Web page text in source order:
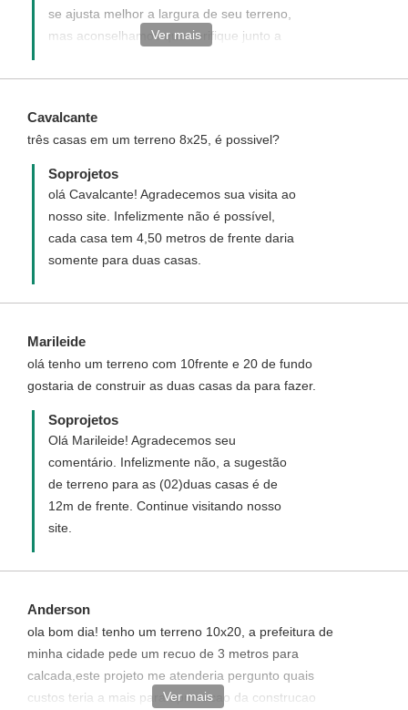
se ajusta melhor a largura de seu terreno,
mas aconselhamos que verifique junto a
obrigatórios exigidos, nas laterais na frente
Ver mais
Cavalcante
três casas em um terreno 8x25, é possivel?
Soprojetos
olá Cavalcante! Agradecemos sua visita ao
nosso site. Infelizmente não é possível,
cada casa tem 4,50 metros de frente daria
somente para duas casas.
Marileide
olá tenho um terreno com 10frente e 20 de fundo
gostaria de construir as duas casas da para fazer.
Soprojetos
Olá Marileide! Agradecemos seu
comentário. Infelizmente não, a sugestão
de terreno para as (02)duas casas é de
12m de frente. Continue visitando nosso
site.
Anderson
ola bom dia! tenho um terreno 10x20, a prefeitura de
minha cidade pede um recuo de 3 metros para
calcada,este projeto me atenderia pergunto quais
custos teria a mais para aprovacao da construcao
Ver mais